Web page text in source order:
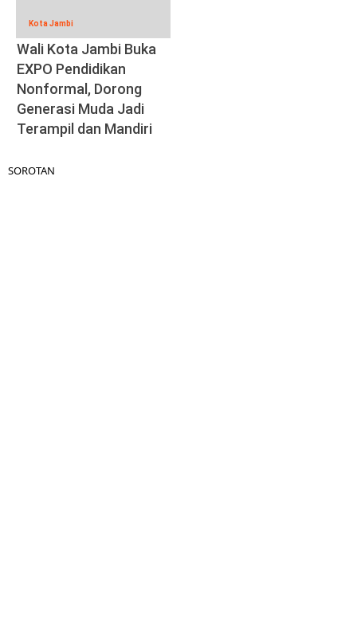
Kota Jambi
Wali Kota Jambi Buka
EXPO Pendidikan
Nonformal, Dorong
Generasi Muda Jadi
Terampil dan Mandiri
SOROTAN